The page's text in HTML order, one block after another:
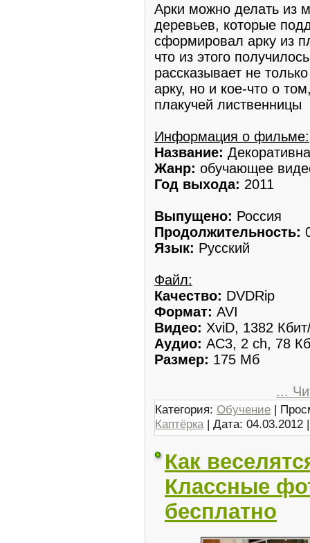
Арки можно делать из
деревьев, которые
сформировал арку из
что из этого
рассказывает не
арку, но и кое-что о
плакучей лиственницы
Информация о фильме:
Название:
Жанр: обучающее
Год выхода: 2011
Выпущено: Россия
Продолжительность:
Язык: Русский
Файл:
Качество: DVDRip
Формат: AVI
Видео: XviD, 1382
Аудио: AC3, 2 ch, 78
Размер: 175 Мб
...
Категория: Обучение |
Каптёрка | Дата: 04.03.2012
Как
Классные
бесплатно